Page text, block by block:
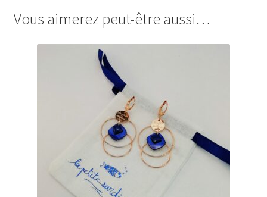
Vous aimerez peut-être aussi…